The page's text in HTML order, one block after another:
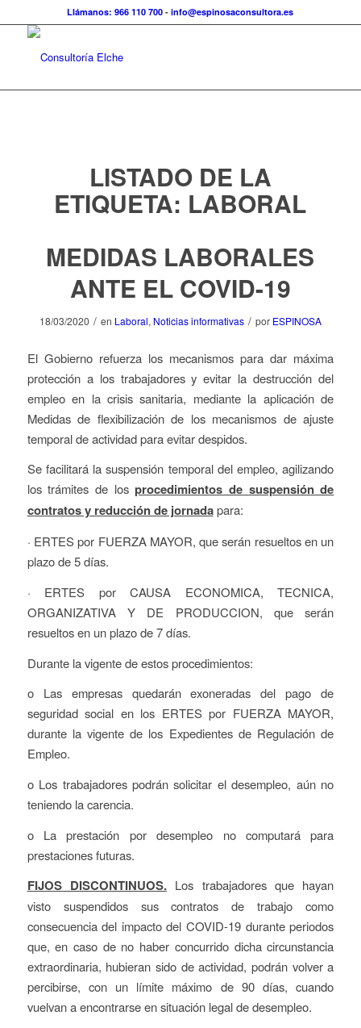
Llámanos: 966 110 700 -info@espinosaconsultora.es
LISTADO DE LA
ETIQUETA: LABORAL
MEDIDAS LABORALES
ANTE EL COVID-19
18/03/2020 / en Laboral, Noticias informativas / por ESPINOSA
El Gobierno refuerza los mecanismos para dar máxima
protección a los trabajadores y evitar la destrucción del
empleo en la crisis sanitaria, mediante la aplicación de
Medidas de flexibilización de los mecanismos de ajuste
temporal de actividad para evitar despidos.
Se facilitará la suspensión temporal del empleo, agilizando
los trámites de losprocedimientos de suspensión de
contratos y reducción de jornadapara:
· ERTES por FUERZA MAYOR, que serán resueltos en un
plazo de 5 días.
· ERTES por CAUSA ECONOMICA, TECNICA,
ORGANIZATIVA Y DE PRODUCCION, que serán
resueltos en un plazo de 7 días.
Durante la vigente de estos procedimientos:
o Las empresas quedarán exoneradas del pago de
seguridad social en los ERTES por FUERZA MAYOR,
durante la vigente de los Expedientes de Regulación de
Empleo.
o Los trabajadores podrán solicitar el desempleo, aún no
teniendo la carencia.
o La prestación por desempleo no computará para
prestaciones futuras.
FIJOS DISCONTINUOS.Los trabajadores que hayan
visto suspendidos sus contratos de trabajo como
consecuencia del impacto del COVID-19 durante periodos
que, en caso de no haber concurrido dicha circunstancia
extraordinaria, hubieran sido de actividad, podrán volver a
percibirse, con un límite máximo de 90 días, cuando
vuelvan a encontrarse en situación legal de desempleo.